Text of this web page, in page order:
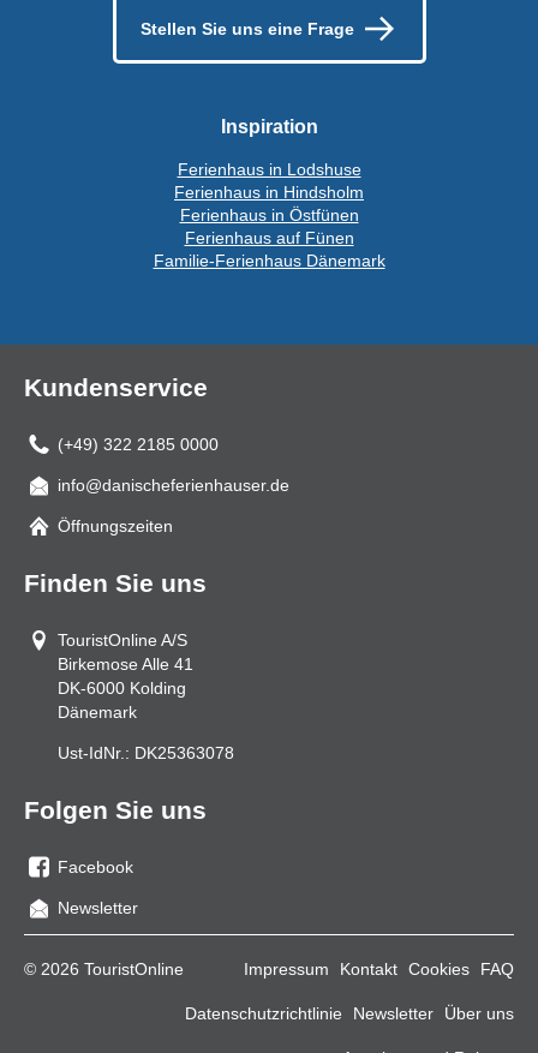
Stellen Sie uns eine Frage
Inspiration
Ferienhaus in Lodshuse
Ferienhaus in Hindsholm
Ferienhaus in Östfünen
Ferienhaus auf Fünen
Familie-Ferienhaus Dänemark
Kundenservice
(+49) 322 2185 0000
Mail
info@danischeferienhauser.de
Öffnungszeiten
Finden Sie uns
TouristOnline A/S
Birkemose Alle 41
DK-6000 Kolding
Dänemark
Ust-IdNr.: DK25363078
Folgen Sie uns
Sie
uns
Facebook
Newsletter
© 2026 TouristOnline Impressum Kontakt Cookies FAQ
Datenschutzrichtlinie Newsletter Über uns